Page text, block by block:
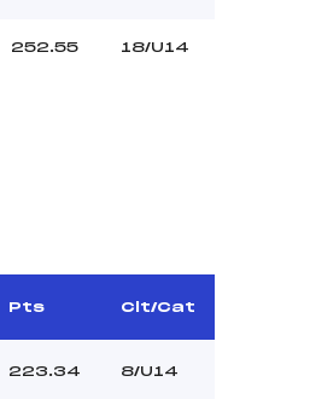
252.55 18/U14
Pts Clt/Cat
223.34 8/U14